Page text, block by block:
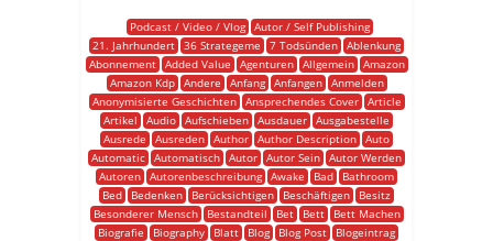
Podcast / Video / Vlog
Autor / Self Publishing
21. Jahrhundert 36 Strategeme 7 Todsünden Ablenkung
Abonnement
Added Value Agenturen Allgemein
Amazon
Amazon Kdp
Andere Anfang Anfangen
Anmelden
Anonymisierte Geschichten
Ansprechendes Cover
Article
Artikel
Audio Aufschieben Ausdauer Ausgabestelle
Ausrede
Ausreden Author Author Description Auto
Automatic Automatisch Autor Autor Sein Autor Werden
Autoren Autorenbeschreibung Awake Bad
Bathroom
Bed
Bedenken Berücksichtigen Beschäftigen
Besitz
Besonderer Mensch
Bestandteil Bet Bett
Bett Machen
Biografie
Biography Blatt Blog Blog Post
Blogeintrag